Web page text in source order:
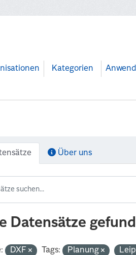
Kategorien
Über uns
Datensätze
DXF Tags: Planung